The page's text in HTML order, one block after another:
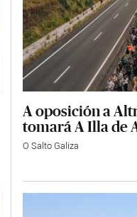
A oposición a
tomará A Illa de
O Salto Galiza